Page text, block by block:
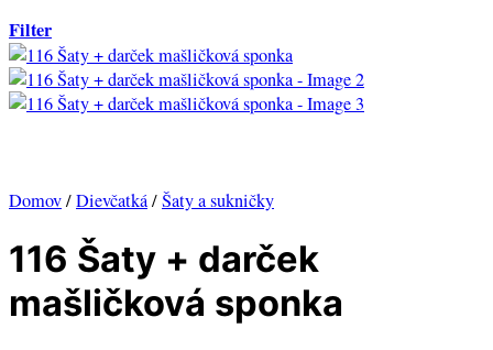
Filter
Domov/Dievčatká/Šaty a sukničky
116 Šaty + darček
mašličková sponka